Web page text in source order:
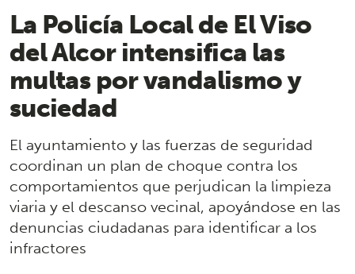
La Policía Local de El Viso
del Alcor intensifica las
multas por vandalismo y
suciedad
El ayuntamiento y las fuerzas de seguridad
coordinan un plan de choque contra los
comportamientos que perjudican la limpieza
viaria y el descanso vecinal, apoyándose en las
denuncias ciudadanas para identificar a los
infractores